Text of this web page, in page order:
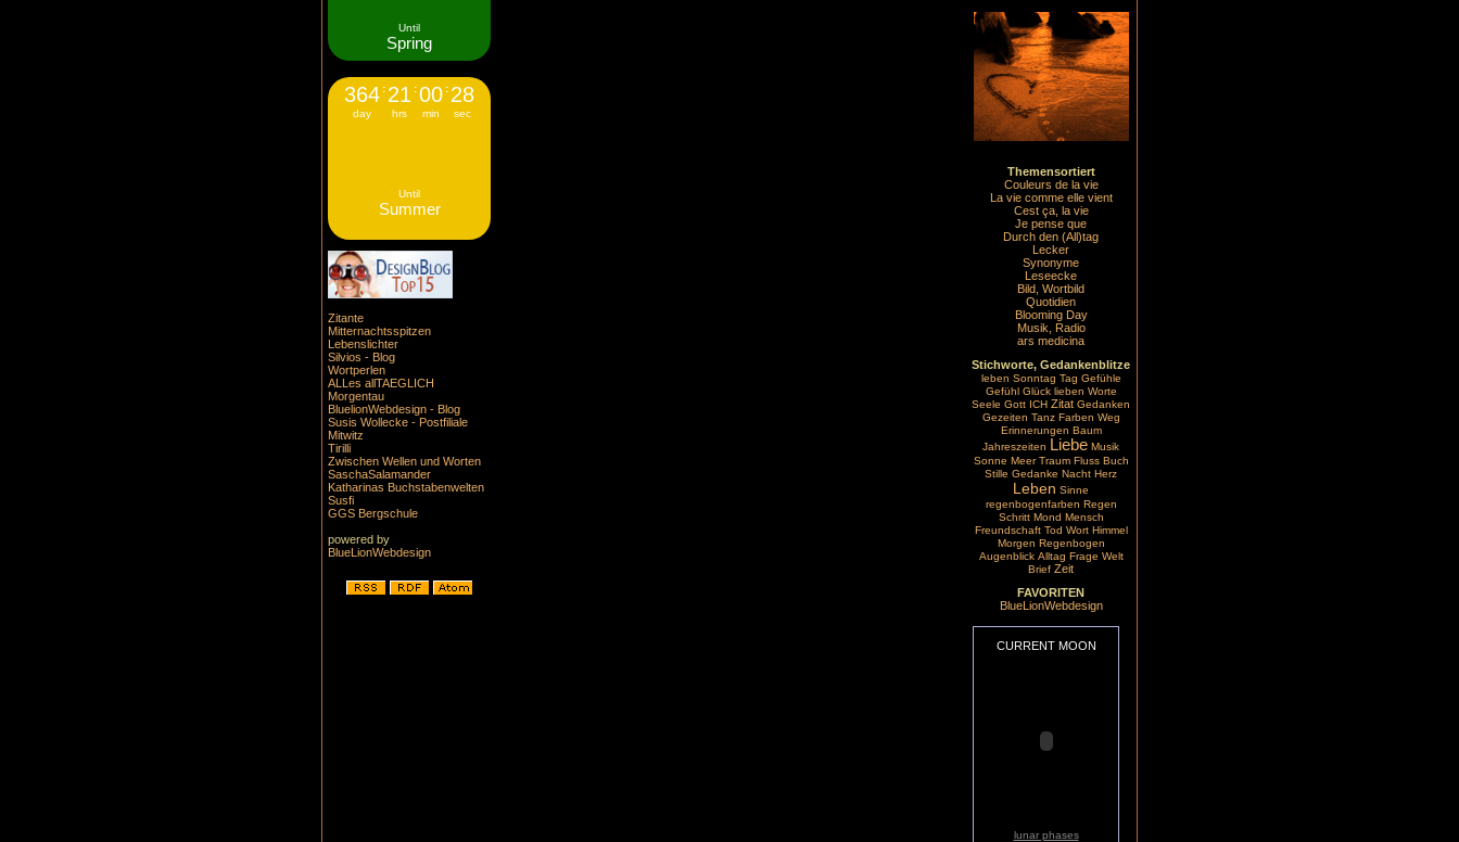
Until
Spring
364
day
: 21
hrs
:00
min
: 27
sec
Until
Summer
Zitante
Mitternachtsspitzen
Lebenslichter
Silvios - Blog
Wortperlen
ALLes allTAEGLICH
Morgentau
BluelionWebdesign - Blog
Susis Wollecke - Postfiliale
Mitwitz
Tirilli
Zwischen Wellen und Worten
SaschaSalamander
Katharinas Buchstabenwelten
Susfi
GGS Bergschule
powered by
BlueLionWebdesign
Themensortiert
Couleurs de la vie
La vie comme elle vient
Cest ça, la vie
Je pense que
Durch den (All)tag
Lecker
Synonyme
Leseecke
Bild, Wortbild
Quotidien
Blooming Day
Musik, Radio
ars medicina
Stichworte, Gedankenblitze
leben Sonntag Tag Gefühle
Gefühl Glück lieben Worte
Seele Gott ICH Zitat Gedanken
Gezeiten Tanz Farben Weg
Erinnerungen Baum
Jahreszeiten
Liebe Musik
Sonne Meer Traum Fluss Buch
Stille Gedanke Nacht Herz
Leben Sinne
regenbogenfarben Regen
Schritt Mond Mensch
Freundschaft Tod Wort Himmel
Morgen Regenbogen
Augenblick Alltag Frage Welt
Brief Zeit
FAVORITEN
BlueLionWebdesign
CURRENT MOON
lunar phases